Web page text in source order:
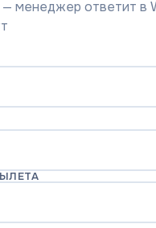
менеджер ответит в